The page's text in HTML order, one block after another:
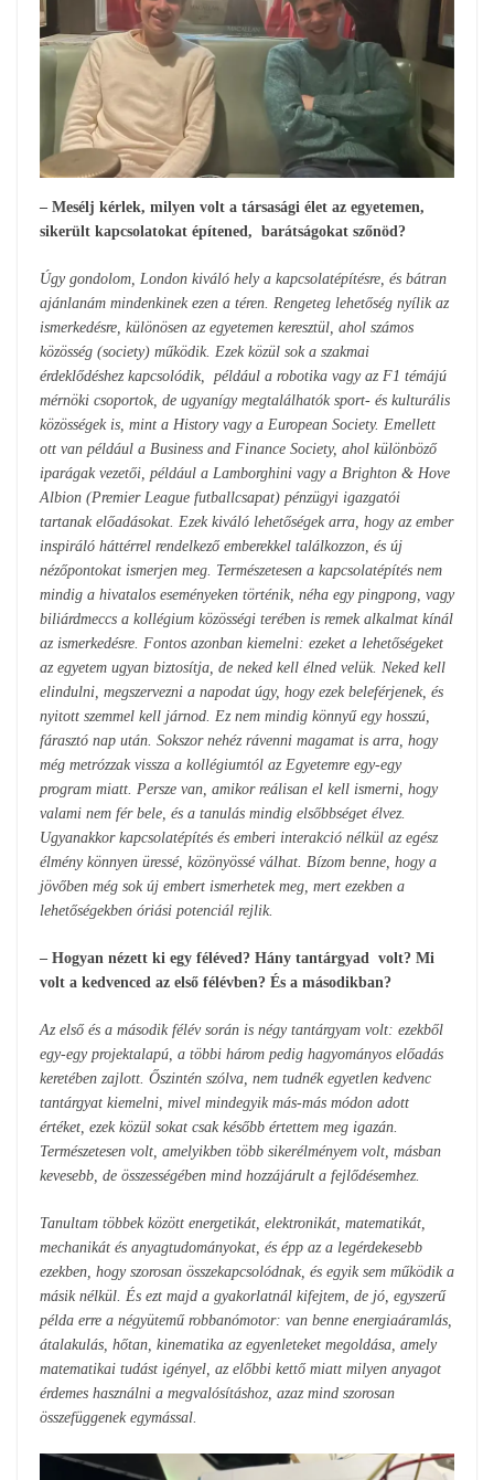
– Mesélj kérlek, milyen volt a társasági élet az egyetemen,
sikerült kapcsolatokat építened, barátságokat szőnöd?
Úgy gondolom, London kiváló hely a kapcsolatépítésre, és bátran
ajánlanám mindenkinek ezen a téren. Rengeteg lehetőség nyílik az
ismerkedésre, különösen az egyetemen keresztül, ahol számos
közösség (society) működik. Ezek közül sok a szakmai
érdeklődéshez kapcsolódik, például a robotika vagy az F1 témájú
mérnöki csoportok, de ugyanígy megtalálhatók sport- és kulturális
közösségek is, mint a History vagy a European Society. Emellett
ott van például a Business and Finance Society, ahol különböző
iparágak vezetői, például a Lamborghini vagy a Brighton & Hove
Albion (Premier League futballcsapat) pénzügyi igazgatói
tartanak előadásokat. Ezek kiváló lehetőségek arra, hogy az ember
inspiráló háttérrel rendelkező emberekkel találkozzon, és új
nézőpontokat ismerjen meg. Természetesen a kapcsolatépítés nem
mindig a hivatalos eseményeken történik, néha egy pingpong, vagy
biliárdmeccs a kollégium közösségi terében is remek alkalmat kínál
az ismerkedésre. Fontos azonban kiemelni: ezeket a lehetőségeket
az egyetem ugyan biztosítja, de neked kell élned velük. Neked kell
elindulni, megszervezni a napodat úgy, hogy ezek beleférjenek, és
nyitott szemmel kell járnod. Ez nem mindig könnyű egy hosszú,
fárasztó nap után. Sokszor nehéz rávenni magamat is arra, hogy
még metrózzak vissza a kollégiumtól az Egyetemre egy-egy
program miatt. Persze van, amikor reálisan el kell ismerni, hogy
valami nem fér bele, és a tanulás mindig elsőbbséget élvez.
Ugyanakkor kapcsolatépítés és emberi interakció nélkül az egész
élmény könnyen üressé, közönyössé válhat. Bízom benne, hogy a
jövőben még sok új embert ismerhetek meg, mert ezekben a
lehetőségekben óriási potenciál rejlik.
– Hogyan nézett ki egy féléved? Hány tantárgyad volt? Mi
volt a kedvenced az első félévben? És a másodikban?
Az első és a második félév során is négy tantárgyam volt: ezekből
egy-egy projektalapú, a többi három pedig hagyományos előadás
keretében zajlott. Őszintén szólva, nem tudnék egyetlen kedvenc
tantárgyat kiemelni, mivel mindegyik más-más módon adott
értéket, ezek közül sokat csak később értettem meg igazán.
Természetesen volt, amelyikben több sikerélményem volt, másban
kevesebb, de összességében mind hozzájárult a fejlődésemhez.
Tanultam többek között energetikát, elektronikát, matematikát,
mechanikát és anyagtudományokat, és épp az a legérdekesebb
ezekben, hogy szorosan összekapcsolódnak, és egyik sem működik a
másik nélkül. És ezt majd a gyakorlatnál kifejtem, de jó, egyszerű
példa erre a négyütemű robbanómotor: van benne energiaáramlás,
átalakulás, hőtan, kinematika az egyenleteket megoldása, amely
matematikai tudást igényel, az előbbi kettő miatt milyen anyagot
érdemes használni a megvalósításhoz, azaz mind szorosan
összefüggenek egymással.